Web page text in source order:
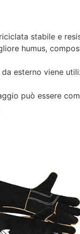
stabile e
humus,
esterno viene
può essere